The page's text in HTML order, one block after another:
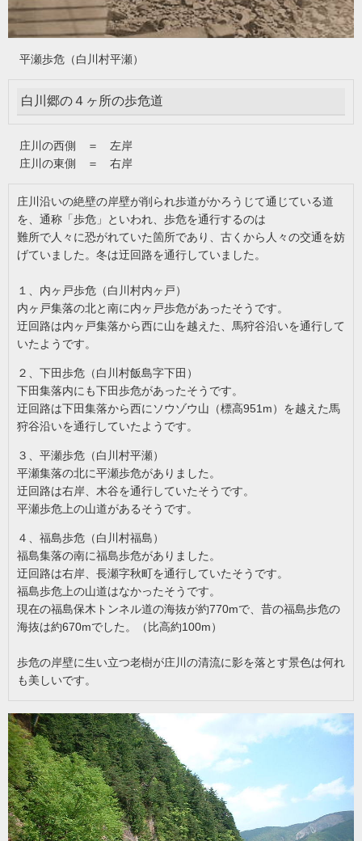
平瀬歩危（白川村平瀬）
白川郷の４ヶ所の歩危道
庄川の西側 ＝ 左岸
庄川の東側 ＝ 右岸
庄川沿いの絶壁の岸壁が削られ歩道がかろうじて通じている道
を、通称「歩危」といわれ、歩危を通行するのは
難所で人々に恐がれていた箇所であり、古くから人々の交通を妨
げていました。冬は迂回路を通行していました。
１、内ヶ戸歩危（白川村内ヶ戸）
内ヶ戸集落の北と南に内ヶ戸歩危があったそうです。
迂回路は内ヶ戸集落から西に山を越えた、馬狩谷沿いを通行して
いたようです。
２、下田歩危（白川村飯島字下田）
下田集落内にも下田歩危があったそうです。
迂回路は下田集落から西にソウゾウ山（標高951m）を越えた馬
狩谷沿いを通行していたようです。
３、平瀬歩危（白川村平瀬）
平瀬集落の北に平瀬歩危がありました。
迂回路は右岸、木谷を通行していたそうです。
平瀬歩危上の山道があるそうです。
４、福島歩危（白川村福島）
福島集落の南に福島歩危がありました。
迂回路は右岸、長瀬字秋町を通行していたそうです。
福島歩危上の山道はなかったそうです。
現在の福島保木トンネル道の海抜が約770mで、昔の福島歩危の
海抜は約670mでした。（比高約100m）
歩危の岸壁に生い立つ老樹が庄川の清流に影を落とす景色は何れ
も美しいです。